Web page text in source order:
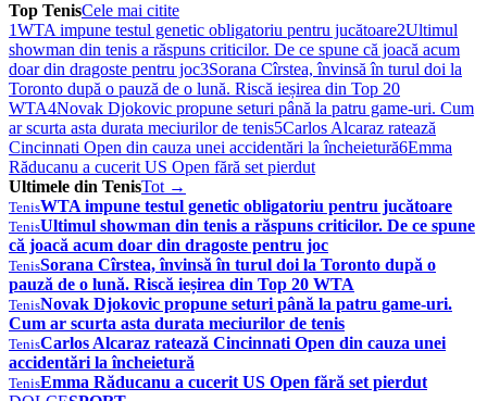
Top TenisCele mai citite
1WTA impune testul genetic obligatoriu pentru jucătoare2Ultimul
showman din tenis a răspuns criticilor. De ce spune că joacă acum
doar din dragoste pentru joc3Sorana Cîrstea, învinsă în turul doi la
Toronto după o pauză de o lună. Riscă ieșirea din Top 20
WTA4Novak Djokovic propune seturi până la patru game-uri. Cum
ar scurta asta durata meciurilor de tenis5Carlos Alcaraz ratează
Cincinnati Open din cauza unei accidentări la încheietură6Emma
Răducanu a cucerit US Open fără set pierdut
Ultimele din TenisTot →
TenisWTA impune testul genetic obligatoriu pentru jucătoare
TenisUltimul showman din tenis a răspuns criticilor. De ce spune
că joacă acum doar din dragoste pentru joc
TenisSorana Cîrstea, învinsă în turul doi la Toronto după o
pauză de o lună. Riscă ieșirea din Top 20 WTA
TenisNovak Djokovic propune seturi până la patru game-uri.
Cum ar scurta asta durata meciurilor de tenis
TenisCarlos Alcaraz ratează Cincinnati Open din cauza unei
accidentări la încheietură
TenisEmma Răducanu a cucerit US Open fără set pierdut